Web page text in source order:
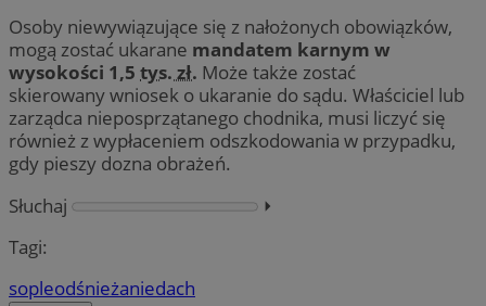
Osoby niewywiązujące się z nałożonych obowiązków,
mogą zostać ukarane mandatem karnym w
wysokości 1,5 tys. zł. Może także zostać
skierowany wniosek o ukaranie do sądu. Właściciel lub
zarządca nieposprzątanego chodnika, musi liczyć się
również z wypłaceniem odszkodowania w przypadku,
gdy pieszy dozna obrażeń.
Słuchaj
⏵︎
Tagi:
sopleodśnieżaniedach